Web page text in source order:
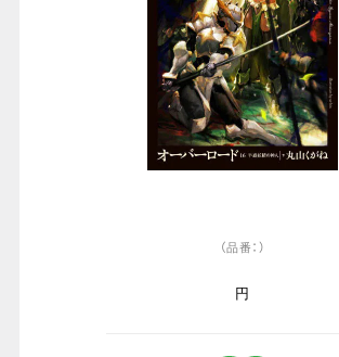
（品番：）
円